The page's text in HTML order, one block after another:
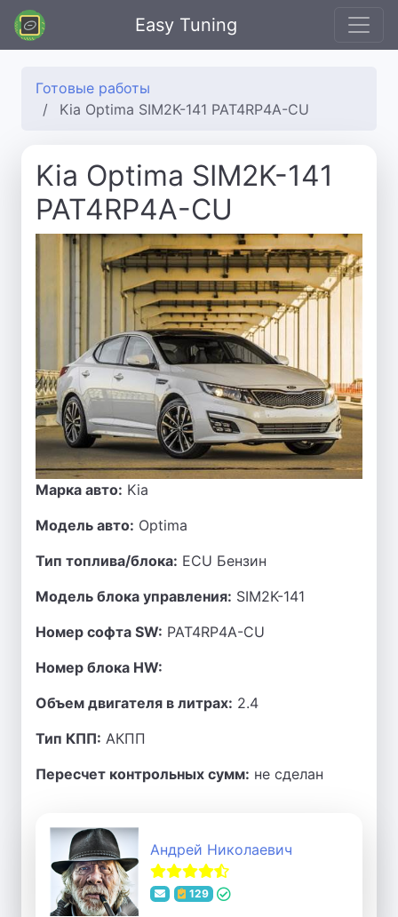
Easy Tuning
Готовые работы
Kia Optima SIM2K-141 PAT4RP4A-CU
Kia Optima SIM2K-141
PAT4RP4A-CU
Марка авто: Kia
Модель авто: Optima
Тип топлива/блока: ECU Бензин
Модель блока управления: SIM2K-141
Номер софта SW: PAT4RP4A-CU
Номер блока HW:
Объем двигателя в литрах: 2.4
Тип КПП: АКПП
Пересчет контрольных сумм: не сделан
Андрей Николаевич
129